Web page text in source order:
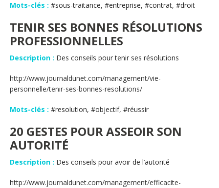
Mots-clés : #sous-traitance, #entreprise, #contrat, #droit
TENIR SES BONNES RÉSOLUTIONS
PROFESSIONNELLES
Description : Des conseils pour tenir ses résolutions
http://www.journaldunet.com/management/vie-
personnelle/tenir-ses-bonnes-resolutions/
Mots-clés : #resolution, #objectif, #réussir
20 GESTES POUR ASSEOIR SON
AUTORITÉ
Description : Des conseils pour avoir de l’autorité
http://www.journaldunet.com/management/efficacite-